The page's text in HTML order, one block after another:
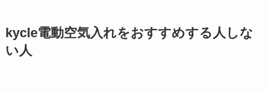
kycle電動空気入れをおすすめする人しな
い人